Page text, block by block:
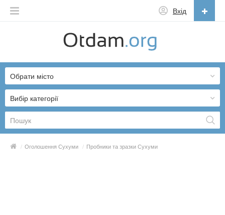
Вхід
English
Русский
Українська
Вибір категорії
Обрати місто
/ Оголошення Сухуми / Пробники та зразки Сухуми